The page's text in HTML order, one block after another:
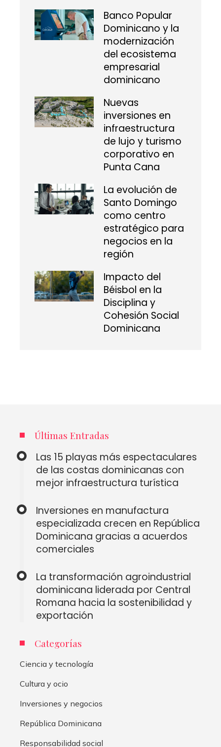
Banco Popular
Dominicano y la
modernización
del ecosistema
empresarial
dominicano
Nuevas
inversiones en
infraestructura
de lujo y turismo
corporativo en
Punta Cana
La evolución de
Santo Domingo
como centro
estratégico para
negocios en la
región
Impacto del
Béisbol en la
Disciplina y
Cohesión Social
Dominicana
Últimas Entradas
Las 15 playas más espectaculares
de las costas dominicanas con
mejor infraestructura turística
Inversiones en manufactura
especializada crecen en República
Dominicana gracias a acuerdos
comerciales
La transformación agroindustrial
dominicana liderada por Central
Romana hacia la sostenibilidad y
exportación
Categorías
Ciencia y tecnología
Cultura y ocio
Inversiones y negocios
República Dominicana
Responsabilidad social